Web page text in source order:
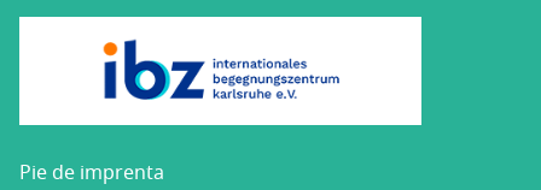
Pie de imprenta